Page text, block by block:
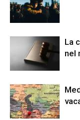
La
nel